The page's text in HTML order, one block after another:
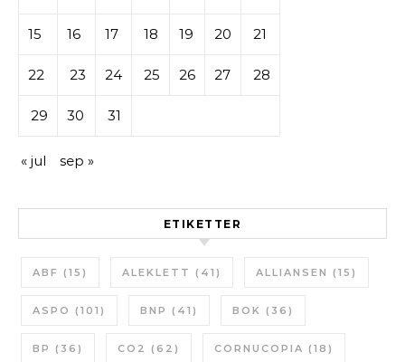
15 16 17 18 19 20 21
22 23 24 25 26 27 28
29 30 31
« jul sep »
ETIKETTER
ABF (15) ALEKLETT (41) ALLIANSEN (15)
ASPO (101) BNP (41) BOK (36)
BP (36) CO2 (62) CORNUCOPIA (18)